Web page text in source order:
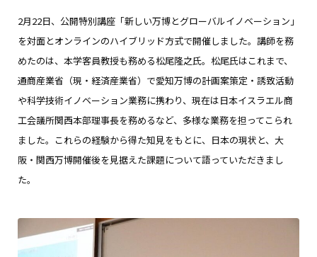
2月22日、公開特別講座「新しい万博とグローバルイノベーション」
を対面とオンラインのハイブリッド方式で開催しました。講師を務
めたのは、本学客員教授も務める松尾隆之氏。松尾氏はこれまで、
通商産業省（現・経済産業省）で愛知万博の計画案策定・誘致活動
や科学技術イノベーション業務に携わり、現在は日本イスラエル商
工会議所関西本部理事長を務めるなど、多様な業務を担ってこられ
ました。これらの経験から得た知見をもとに、日本の現状と、大
阪・関西万博開催後を見据えた課題について語っていただきまし
た。